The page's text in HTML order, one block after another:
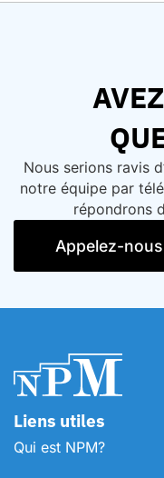
Nous serions ravis
notre équipe par
répondrons
Appelez-nous
Liens utiles
Qui est NPM?